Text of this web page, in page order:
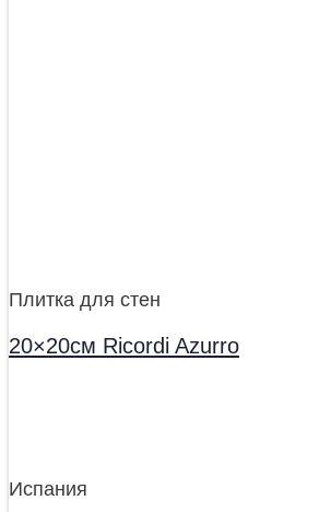
Плитка для стен
20×20см Ricordi Azurro
Испания